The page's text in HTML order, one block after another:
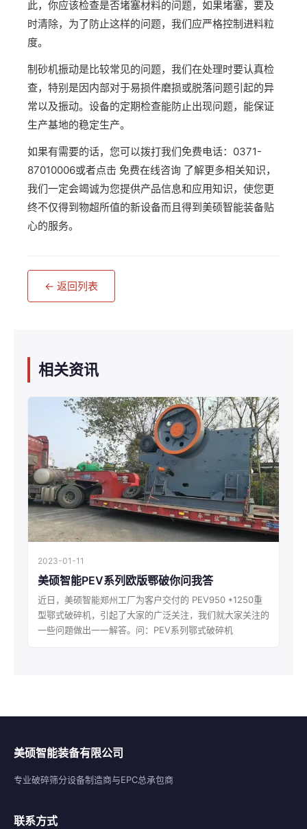
此，你应该检查是否堵塞材料的问题，如果堵塞，要及
时清除，为了防止这样的问题，我们应严格控制进料粒
度。
制砂机振动是比较常见的问题，我们在处理时要认真检
查，特别是因内部对于易损件磨损或脱落问题引起的异
常以及振动。设备的定期检查能防止出现问题，能保证
生产基地的稳定生产。
如果有需要的话，您可以拨打我们免费电话：0371-
87010006或者点击 免费在线咨询 了解更多相关知识，
我们一定会竭诚为您提供产品信息和应用知识，使您更
终不仅得到物超所值的新设备而且得到美硕智能装备贴
心的服务。
← 返回列表
相关资讯
2023-01-11
美硕智能PEV系列欧版鄂破你问我答
近日，美硕智能郑州工厂为客户交付的 PEV950 *1250重
型鄂式破碎机，引起了大家的广泛关注，我们就大家关注的
一些问题做出一一解答。问：PEV系列鄂式破碎机
美硕智能装备有限公司
专业破碎筛分设备制造商与EPC总承包商
联系方式